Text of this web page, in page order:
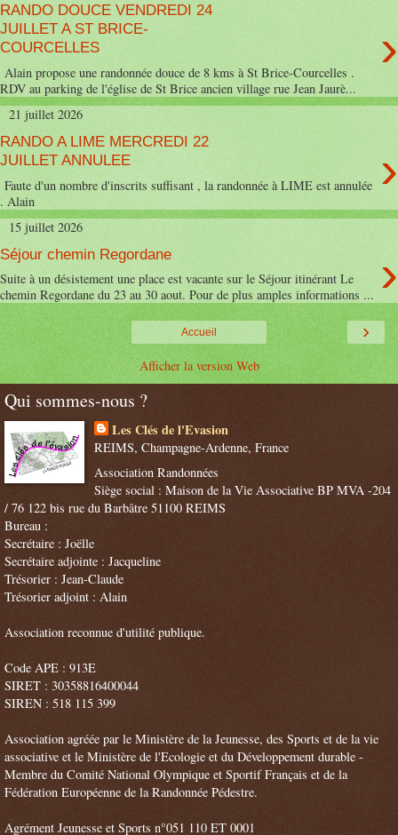
RANDO DOUCE VENDREDI 24
JUILLET A ST BRICE-
COURCELLES
›
Alain propose une randonnée douce de 8 kms à St Brice-Courcelles .
RDV au parking de l'église de St Brice ancien village rue Jean Jaurè...
21 juillet 2026
RANDO A LIME MERCREDI 22
JUILLET ANNULEE
›
Faute d'un nombre d'inscrits suffisant , la randonnée à LIME est annulée
. Alain
15 juillet 2026
Séjour chemin Regordane ›
Suite à un désistement une place est vacante sur le Séjour itinérant Le
chemin Regordane du 23 au 30 aout. Pour de plus amples informations ...
›
Accueil
Afficher la version Web
Qui sommes-nous ?
Les Clés de l'Evasion
REIMS, Champagne-Ardenne, France
Association Randonnées
Siège social : Maison de la Vie Associative BP MVA -204
/ 76 122 bis rue du Barbâtre 51100 REIMS
Bureau :
Secrétaire : Joëlle
Secrétaire adjointe : Jacqueline
Trésorier : Jean-Claude
Trésorier adjoint : Alain
Association reconnue d'utilité publique.
Code APE : 913E
SIRET : 30358816400044
SIREN : 518 115 399
Association agréée par le Ministère de la Jeunesse, des Sports et de la vie
associative et le Ministère de l'Ecologie et du Développement durable -
Membre du Comité National Olympique et Sportif Français et de la
Fédération Européenne de la Randonnée Pédestre.
Agrément Jeunesse et Sports n°051 110 ET 0001